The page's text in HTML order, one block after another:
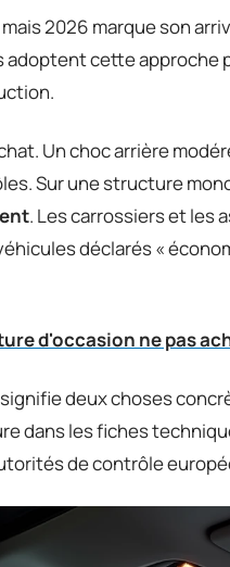
2026 marque son
cette approche
Un choc arrière
Sur une structure
. Les carrossiers et les
déclarés «
d'occasion ne pas
deux choses
dans les fiches
de contrôle